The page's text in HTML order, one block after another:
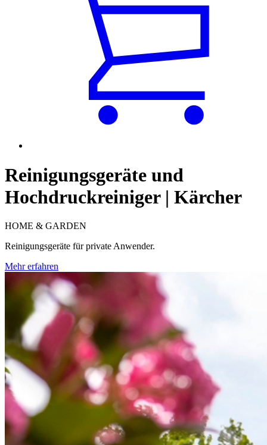
Reinigungsgeräte und
Hochdruckreiniger | Kärcher
HOME & GARDEN
Reinigungsgeräte für private Anwender.
Mehr erfahren